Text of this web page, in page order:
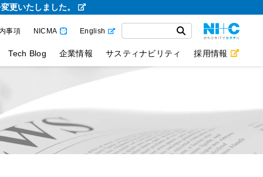
更いたしました。
事項 NICMA English
Tech Blog 企業情報 サスティナビリティ 採用情報